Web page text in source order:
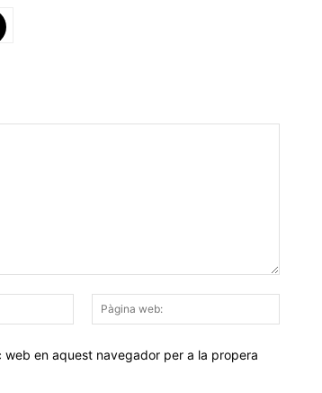
Correu
electrònic:*
web:
web en aquest navegador per a la propera